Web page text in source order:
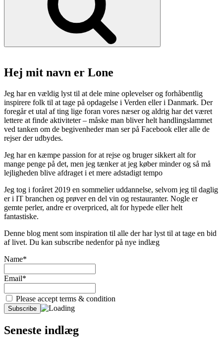
Hej mit navn er Lone
Jeg har en vældig lyst til at dele mine oplevelser og forhåbentlig
inspirere folk til at tage på opdagelse i Verden eller i Danmark. Der
foregår et utal af ting lige foran vores næser og aldrig har det været
lettere at finde aktiviteter – måske man bliver helt handlingslammet
ved tanken om de begivenheder man ser på Facebook eller alle de
rejser der udbydes.
Jeg har en kæmpe passion for at rejse og bruger sikkert alt for
mange penge på det, men jeg tænker at jeg køber minder og så må
lejligheden blive afdraget i et mere adstadigt tempo
Jeg tog i foråret 2019 en sommelier uddannelse, selvom jeg til daglig
er i IT branchen og prøver en del vin og restauranter. Nogle er
gemte perler, andre er overpriced, alt for hypede eller helt
fantastiske.
Denne blog ment som inspiration til alle der har lyst til at tage en bid
af livet. Du kan subscribe nedenfor på nye indlæg
Name*
Email*
Please accept terms & condition
Seneste indlæg